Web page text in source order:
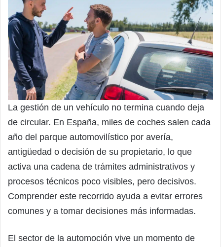
La gestión de un vehículo no termina cuando deja
de circular. En España, miles de coches salen cada
año del parque automovilístico por avería,
antigüedad o decisión de su propietario, lo que
activa una cadena de trámites administrativos y
procesos técnicos poco visibles, pero decisivos.
Comprender este recorrido ayuda a evitar errores
comunes y a tomar decisiones más informadas.
El sector de la automoción vive un momento de